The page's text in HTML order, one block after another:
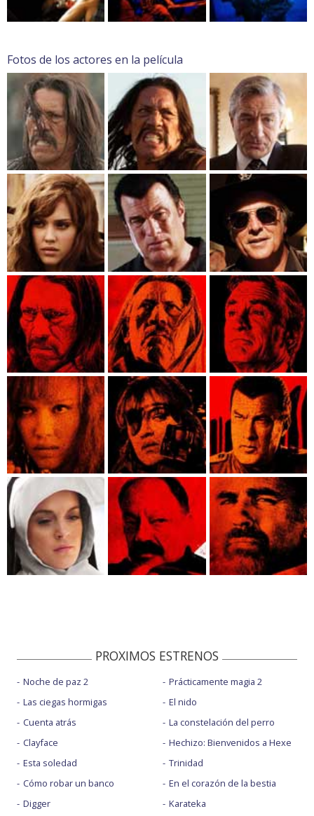
Fotos de los actores en la película
PROXIMOS ESTRENOS
Noche de paz 2
Las ciegas hormigas
Cuenta atrás
Clayface
Esta soledad
Cómo robar un banco
Digger
Prácticamente magia 2
El nido
La constelación del perro
Hechizo: Bienvenidos a Hexe
Trinidad
En el corazón de la bestia
Karateka